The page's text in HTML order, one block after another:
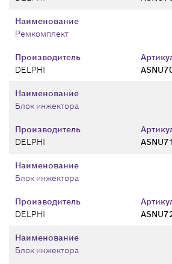
Производитель
DELPHI
Наименование
Ремкомплект
Производитель
DELPHI
ASNU71
Наименование
Блок инжектора
Производитель
DELPHI
Наименование
Блок инжектора
Наименование
Блок инжектора